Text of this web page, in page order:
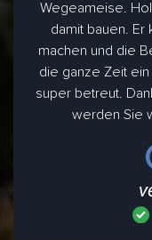
Wegeameise.
damit bauen.
machen und die
die ganze Zeit
super betreut.
werden Sie